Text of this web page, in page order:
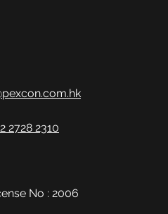
2728 2310
No : 2006